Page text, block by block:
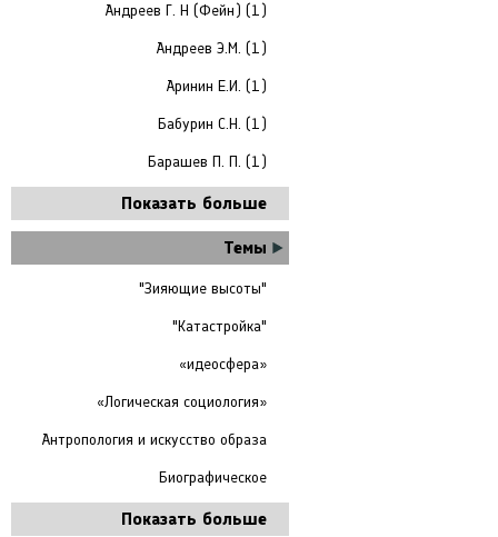
Андреев Г. Н (Фейн) (1)
Андреев Э.М. (1)
Аринин Е.И. (1)
Бабурин С.Н. (1)
Барашев П. П. (1)
Показать больше
Темы
"Зияющие высоты"
"Катастройка"
«идеосфера»
«Логическая социология»
Антропология и искусство образа
Биографическое
Показать больше